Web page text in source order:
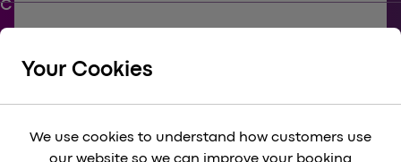
keyboard_arrow_down
कॉर्पोरेट keyboard_arrow_down
Your Cookies
We use cookies to understand how customers use
our website so we can improve your booking